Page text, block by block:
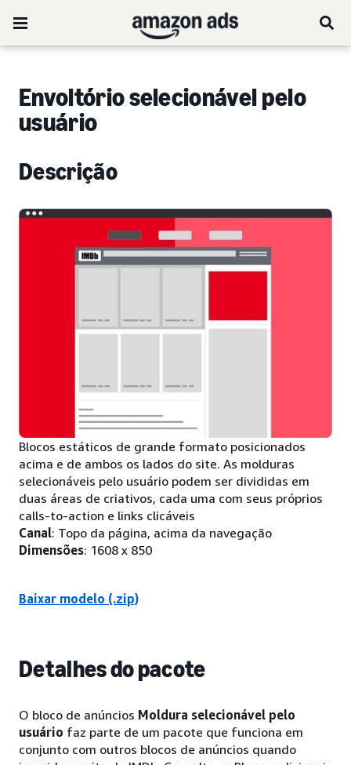
Envoltório selecionável pelo
usuário
Descrição
Blocos estáticos de grande formato posicionados
acima e de ambos os lados do site. As molduras
selecionáveis pelo usuário podem ser divididas em
duas áreas de criativos, cada uma com seus próprios
calls-to-action e links clicáveis
Canal: Topo da página, acima da navegação
Dimensões: 1608 x 850
Baixar modelo (.zip)
Detalhes do pacote
O bloco de anúncios Moldura selecionável pelo
usuário faz parte de um pacote que funciona em
conjunto com outros blocos de anúncios quando